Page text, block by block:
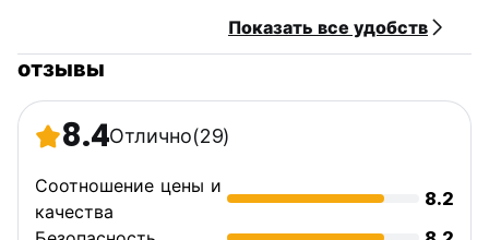
Показать все удобств
отзывы
8.4Отлично(29)
Соотношение цены и
качества
8.2